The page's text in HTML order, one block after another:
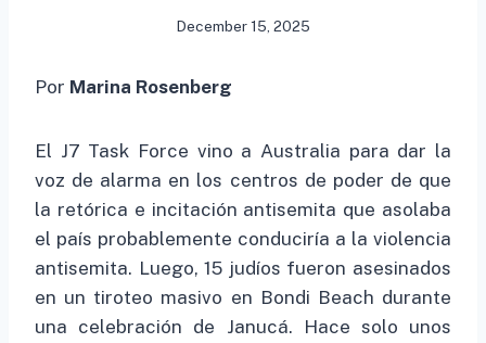
December 15, 2025
Por Marina Rosenberg
El J7 Task Force vino a Australia para dar la
voz de alarma en los centros de poder de que
la retórica e incitación antisemita que asolaba
el país probablemente conduciría a la violencia
antisemita. Luego, 15 judíos fueron asesinados
en un tiroteo masivo en Bondi Beach durante
una celebración de Janucá. Hace solo unos